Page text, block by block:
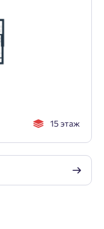
15 этаж